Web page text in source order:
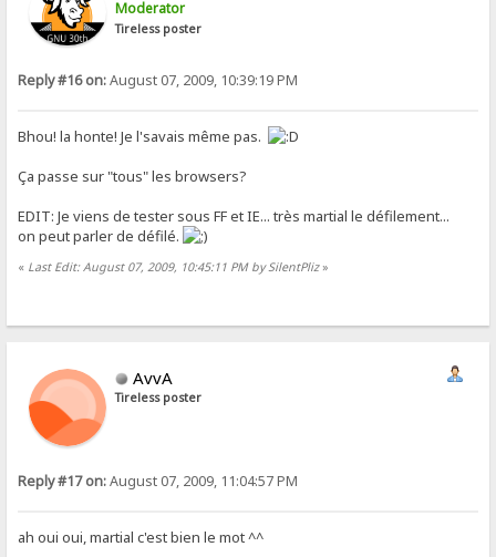
Moderator
Tireless poster
Reply #16 on:August 07, 2009, 10:39:19 PM
Bhou! la honte! Je l'savais même pas.
Ça passe sur "tous" les browsers?
EDIT: Je viens de tester sous FF et IE... très martial le défilement...
on peut parler de défilé.
« Last Edit: August 07, 2009, 10:45:11 PM by SilentPliz»
AvvA
Tireless poster
Reply #17 on:August 07, 2009, 11:04:57 PM
ah oui oui, martial c'est bien le mot ^^